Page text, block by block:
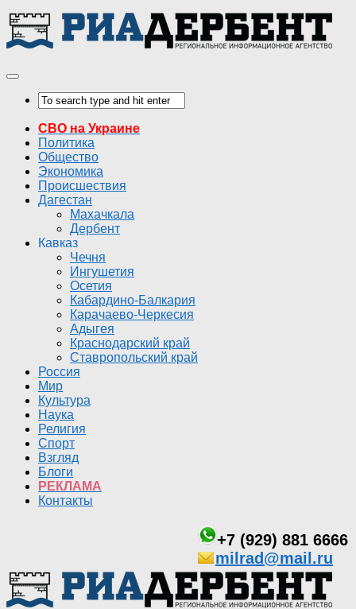
СВО на Украине
Политика
Общество
Экономика
Происшествия
Дагестан
Махачкала
Дербент
Кавказ
Чечня
Ингушетия
Осетия
Кабардино-Балкария
Карачаево-Черкесия
Адыгея
Краснодарский край
Ставропольский край
Россия
Мир
Культура
Наука
Религия
Спорт
Взгляд
Блоги
РЕКЛАМА
Контакты
+7 (929) 881 6666
milrad@mail.ru